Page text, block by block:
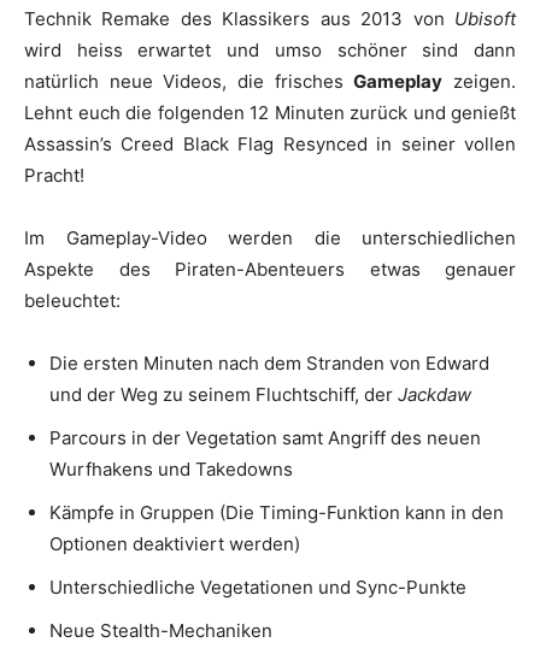
Technik Remake des Klassikers aus 2013 von Ubisoft
wird heiss erwartet und umso schöner sind dann
natürlich neue Videos, die frischesGameplay zeigen.
Lehnt euch die folgenden 12 Minuten zurück und genießt
Assassin’s Creed Black Flag Resynced in seiner vollen
Pracht!
Im Gameplay-Video werden die unterschiedlichen
Aspekte des Piraten-Abenteuers etwas genauer
beleuchtet:
Die ersten Minuten nach dem Stranden von Edward
und der Weg zu seinem Fluchtschiff, der Jackdaw
Parcours in der Vegetation samt Angriff des neuen
Wurfhakens und Takedowns
Kämpfe in Gruppen (Die Timing-Funktion kann in den
Optionen deaktiviert werden)
Unterschiedliche Vegetationen und Sync-Punkte
Neue Stealth-Mechaniken